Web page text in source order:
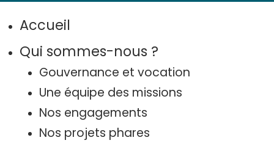
Accueil
Qui sommes-nous ?
Gouvernance et vocation
Une équipe des missions
Nos engagements
Nos projets phares